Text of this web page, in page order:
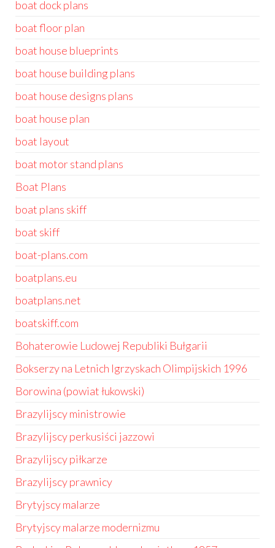
boat dock plans
boat floor plan
boat house blueprints
boat house building plans
boat house designs plans
boat house plan
boat layout
boat motor stand plans
Boat Plans
boat plans skiff
boat skiff
boat-plans.com
boatplans.eu
boatplans.net
boatskiff.com
Bohaterowie Ludowej Republiki Bułgarii
Bokserzy na Letnich Igrzyskach Olimpijskich 1996
Borowina (powiat łukowski)
Brazylijscy ministrowie
Brazylijscy perkusiści jazzowi
Brazylijscy piłkarze
Brazylijscy prawnicy
Brytyjscy malarze
Brytyjscy malarze modernizmu